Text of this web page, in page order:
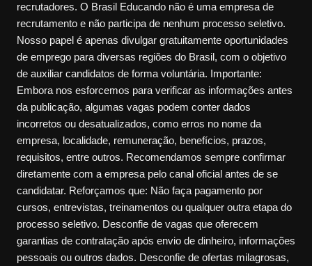
recrutadores. O Brasil Educando não é uma empresa de
recrutamento e não participa de nenhum processo seletivo.
Nosso papel é apenas divulgar gratuitamente oportunidades
de emprego para diversas regiões do Brasil, com o objetivo
de auxiliar candidatos de forma voluntária. Importante:
Embora nos esforcemos para verificar as informações antes
da publicação, algumas vagas podem conter dados
incorretos ou desatualizados, como erros no nome da
empresa, localidade, remuneração, benefícios, prazos,
requisitos, entre outros. Recomendamos sempre confirmar
diretamente com a empresa pelo canal oficial antes de se
candidatar. Reforçamos que: Não faça pagamento por
cursos, entrevistas, treinamentos ou qualquer outra etapa do
processo seletivo. Desconfie de vagas que oferecem
garantias de contratação após envio de dinheiro, informações
pessoais ou outros dados. Desconfie de ofertas milagrosas,